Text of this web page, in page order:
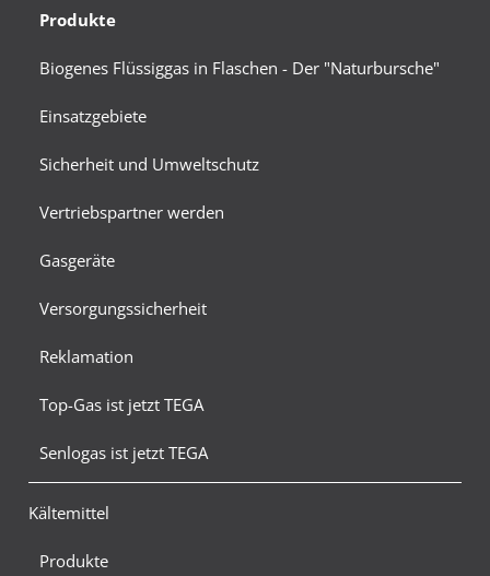
Produkte
Biogenes Flüssiggas in Flaschen - Der "Naturbursche"
Einsatzgebiete
Sicherheit und Umweltschutz
Vertriebspartner werden
Gasgeräte
Versorgungssicherheit
Reklamation
Top-Gas ist jetzt TEGA
Senlogas ist jetzt TEGA
Kältemittel
Produkte